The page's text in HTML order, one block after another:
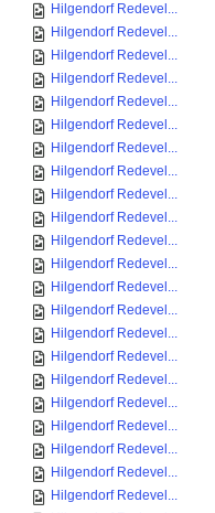
Hilgendorf Redevel...
Hilgendorf Redevel...
Hilgendorf Redevel...
Hilgendorf Redevel...
Hilgendorf Redevel...
Hilgendorf Redevel...
Hilgendorf Redevel...
Hilgendorf Redevel...
Hilgendorf Redevel...
Hilgendorf Redevel...
Hilgendorf Redevel...
Hilgendorf Redevel...
Hilgendorf Redevel...
Hilgendorf Redevel...
Hilgendorf Redevel...
Hilgendorf Redevel...
Hilgendorf Redevel...
Hilgendorf Redevel...
Hilgendorf Redevel...
Hilgendorf Redevel...
Hilgendorf Redevel...
Hilgendorf Redevel...